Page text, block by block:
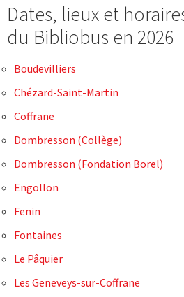
Dates, lieux et
du Bibliobus en 2026
Boudevilliers
Chézard-Saint-Martin
Coffrane
Dombresson (Collège)
Dombresson (Fondation Borel)
Engollon
Fenin
Fontaines
Le Pâquier
Les Geneveys-sur-Coffrane